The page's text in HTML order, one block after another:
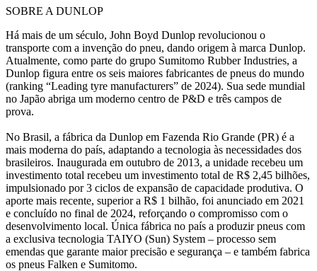
SOBRE A DUNLOP
Há mais de um século, John Boyd Dunlop revolucionou o
transporte com a invenção do pneu, dando origem à marca Dunlop.
Atualmente, como parte do grupo Sumitomo Rubber Industries, a
Dunlop figura entre os seis maiores fabricantes de pneus do mundo
(ranking “Leading tyre manufacturers” de 2024). Sua sede mundial
no Japão abriga um moderno centro de P&D e três campos de
prova.
No Brasil, a fábrica da Dunlop em Fazenda Rio Grande (PR) é a
mais moderna do país, adaptando a tecnologia às necessidades dos
brasileiros. Inaugurada em outubro de 2013, a unidade recebeu um
investimento total recebeu um investimento total de R$ 2,45 bilhões,
impulsionado por 3 ciclos de expansão de capacidade produtiva. O
aporte mais recente, superior a R$ 1 bilhão, foi anunciado em 2021
e concluído no final de 2024, reforçando o compromisso com o
desenvolvimento local. Única fábrica no país a produzir pneus com
a exclusiva tecnologia TAIYO (Sun) System – processo sem
emendas que garante maior precisão e segurança – e também fabrica
os pneus Falken e Sumitomo.